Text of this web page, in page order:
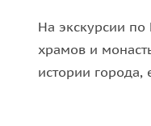
На экскурсии
храмов и
истории города,